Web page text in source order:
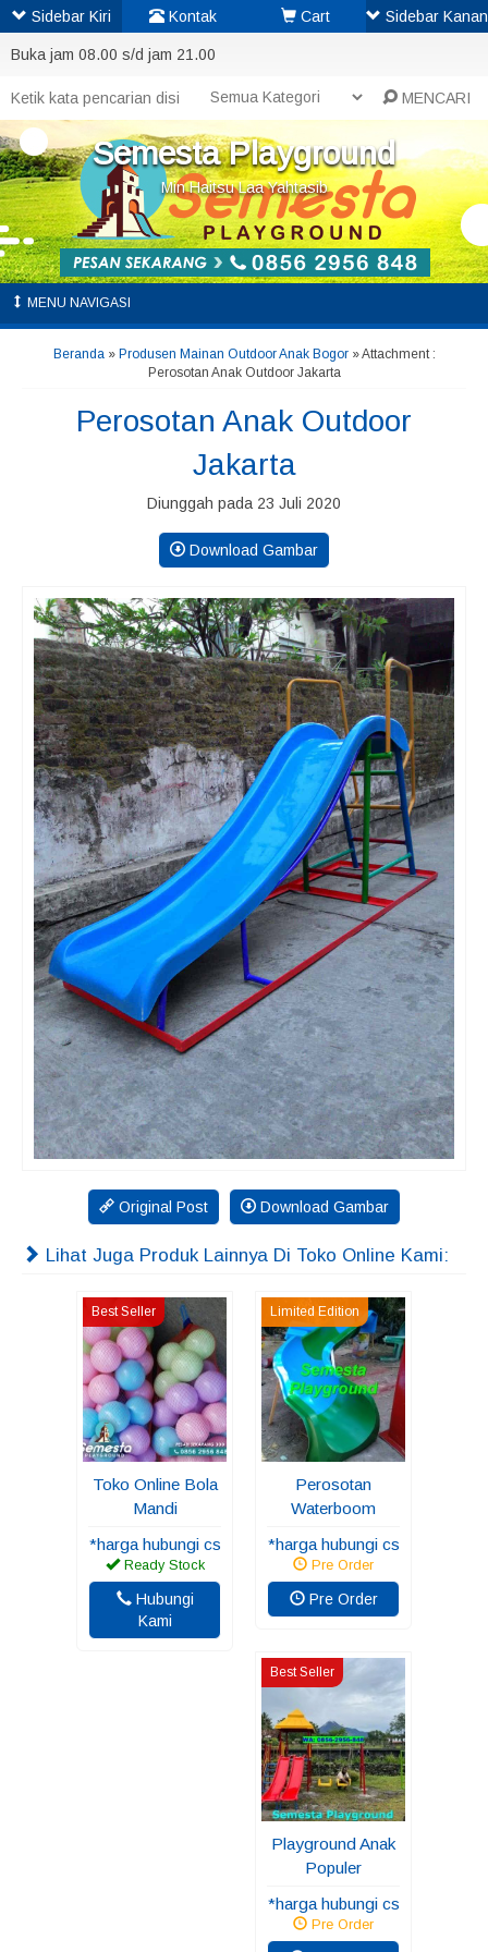
Buka jam 08.00 s/d jam 21.00
MENCARI
Semesta Playground
Min Haitsu Laa Yahtasib
MENU NAVIGASI
Beranda» Produsen Mainan Outdoor Anak Bogor» Attachment :
Perosotan Anak Outdoor Jakarta
Perosotan Anak Outdoor
Jakarta
Diunggah pada 23 Juli 2020
Download Gambar
Original Post Download Gambar
Lihat Juga Produk Lainnya Di Toko Online Kami:
Best Seller
Toko Online Bola
Mandi
*harga hubungi cs
Ready Stock
Hubungi
Kami
Limited Edition
Perosotan
Waterboom
*harga hubungi cs
Pre Order
Pre Order
Best Seller
Playground Anak
Populer
*harga hubungi cs
Pre Order
Sidebar Kiri Kontak Cart Sidebar Kanan